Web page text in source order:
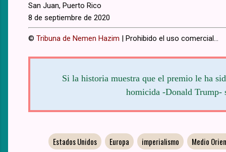
San Juan, Puerto Rico
8 de septiembre de 2020
© Tribuna de Nemen Hazim | Prohibido el uso comercial...
Si la historia muestra que el premio le ha
homicida -Donald Trump-
Estados Unidos Europa imperialismo Medio